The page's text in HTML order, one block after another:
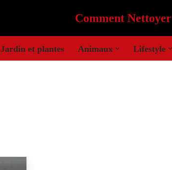
Comment Nettoyer
Jardin et plantes Animaux Lifestyle